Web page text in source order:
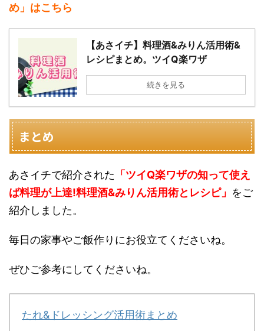
め」はこちら
【あさイチ】料理酒&みりん活用術&
レシピまとめ。ツイQ楽ワザ
続きを見る
まとめ
あさイチで紹介された 「ツイQ楽ワザの知って使え
ば料理が上達!料理酒&みりん活用術とレシピ」 をご
紹介しました。
毎日の家事やご飯作りにお役立てくださいね。
ぜひご参考にしてくださいね。
たれ&ドレッシング活用術まとめ